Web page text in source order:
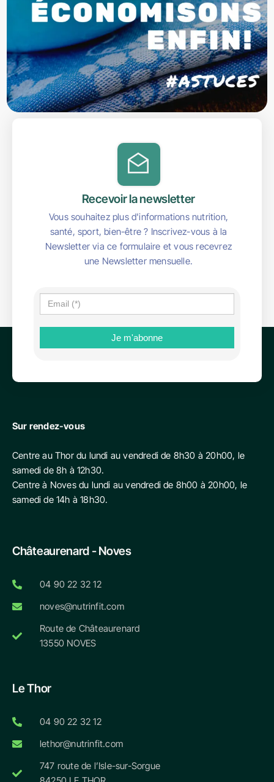
Recevoir la newsletter
Vous souhaitez plus d'informations nutrition,
santé, sport, bien-être ? Inscrivez-vous à la
Newsletter via ce formulaire et vous recevrez
une Newsletter mensuelle.
Sur rendez-vous
Centre au Thor du lundi au vendredi de 8h30 à 20h00, le
samedi de 8h à 12h30.
Centre à Noves du lundi au vendredi de 8h00 à 20h00, le
samedi de 14h à 18h30.
Châteaurenard - Noves
04 90 22 32 12
noves@nutrinfit.com
Route de Châteaurenard
13550 NOVES
Le Thor
04 90 22 32 12
lethor@nutrinfit.com
747 route de l’Isle-sur-Sorgue